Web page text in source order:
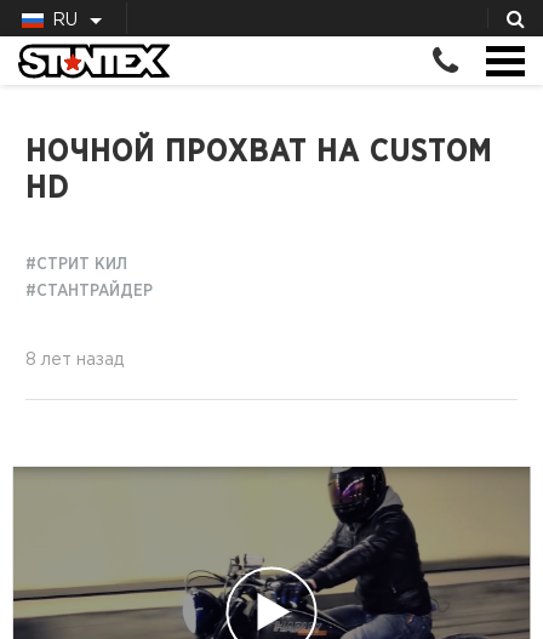
RU
НОЧНОЙ ПРОХВАТ НА CUSTOM
HD
#СТРИТ КИЛ
#СТАНТРАЙДЕР
8 лет назад